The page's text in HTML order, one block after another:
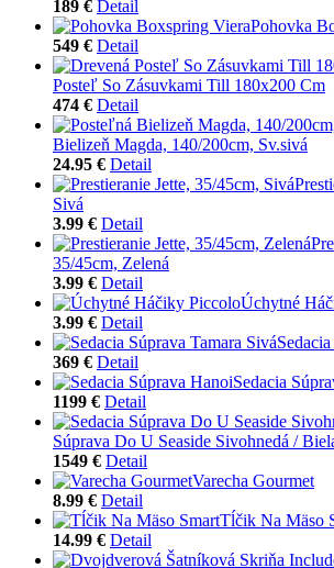
189 € Detail
Pohovka
549 € Detail
Posteľ So Zásuvkami Till 180x200 Cm
474 € Detail
Bielizeň Magda, 140/200cm, Sv.sivá
24.95 € Detail
Sivá
3.99 € Detail
35/45cm, Zelená
3.99 € Detail
Úchytné
3.99 € Detail
369 € Detail
Sedacia
1199 € Detail
Súprava Do U Seaside Sivohnedá /
1549 € Detail
Varecha Gourmet
8.99 € Detail
Tĺčik Na Mäso
14.99 € Detail